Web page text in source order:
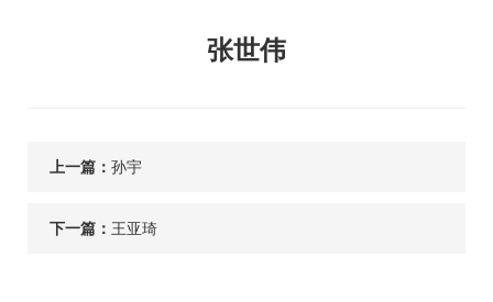
张世伟
上一篇： 孙宇
下一篇： 王亚琦